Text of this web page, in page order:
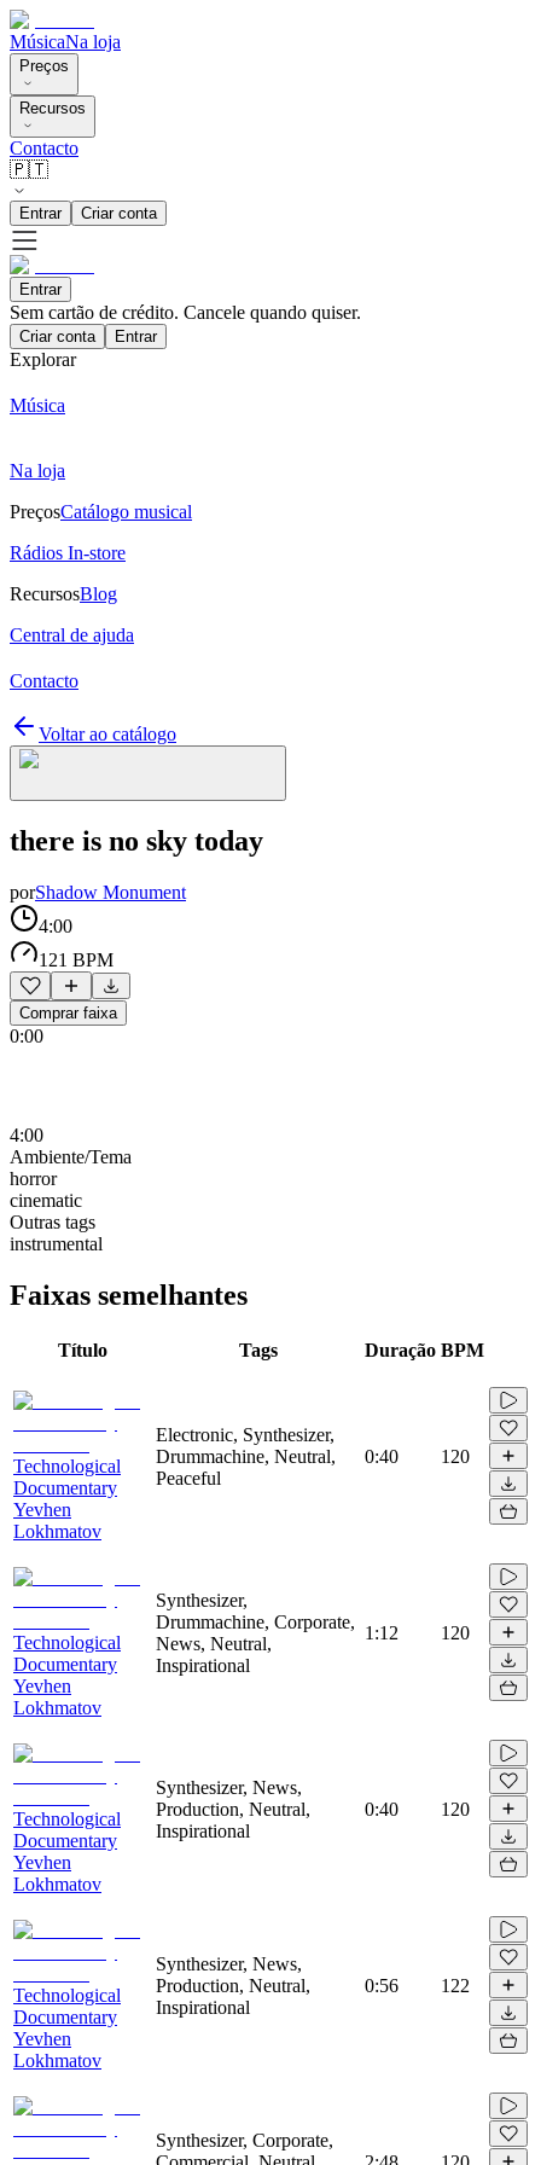
MúsicaNa loja
Preços
Recursos
Contacto
🇵🇹
Entrar Criar conta
Entrar
Sem cartão de crédito. Cancele quando quiser.
Criar conta Entrar
Explorar
Música
Na loja
PreçosCatálogo musical
Rádios In-store
RecursosBlog
Central de ajuda
Contacto
Voltar ao catálogo
there is no sky today
porShadow Monument
4:00
121 BPM
Comprar faixa
0:00
4:00
Ambiente/Tema
horror
cinematic
Outras tags
instrumental
Faixas semelhantes
Título Tags Duração BPM
Technological
Documentary
Yevhen
Lokhmatov
Electronic, Synthesizer,
Drummachine, Neutral,
Peaceful
0:40 120
Technological
Documentary
Yevhen
Lokhmatov
Synthesizer,
Drummachine, Corporate,
News, Neutral,
Inspirational
1:12 120
Technological
Documentary
Yevhen
Lokhmatov
Synthesizer, News,
Production, Neutral,
Inspirational
0:40 120
Technological
Documentary
Yevhen
Lokhmatov
Synthesizer, News,
Production, Neutral,
Inspirational
0:56 122
Synthesizer, Corporate,